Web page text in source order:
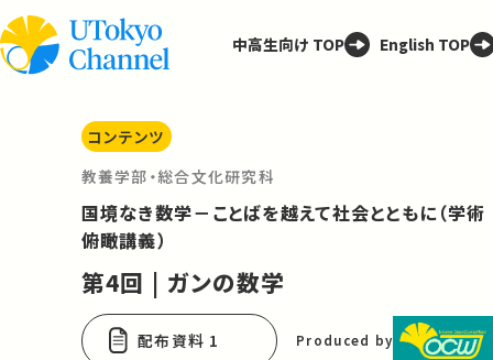
中高生向け TOP English TOP
コンテンツ
教養学部・総合文化研究科
国境なき数学－ことばを越えて社会とともに（学術
俯瞰講義）
第4回 | ガンの数学
配布資料 1 Produced by